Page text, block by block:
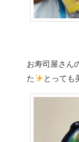
お寿司屋さん
た
とっても